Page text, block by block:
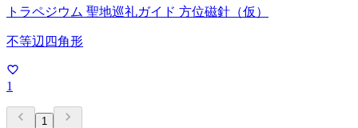
トラペジウム 聖地巡礼ガイド 方位磁針（仮）
不等辺四角形
1
1